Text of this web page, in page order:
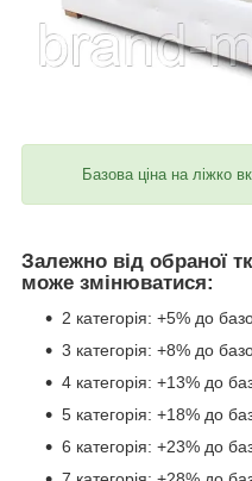
Базова ціна на ліжко
Залежно від обраної
може змінюватися:
2 категорія: +5% до
3 категорія: +8% до
4 категорія: +13% до
5 категорія: +18% до
6 категорія: +23% до